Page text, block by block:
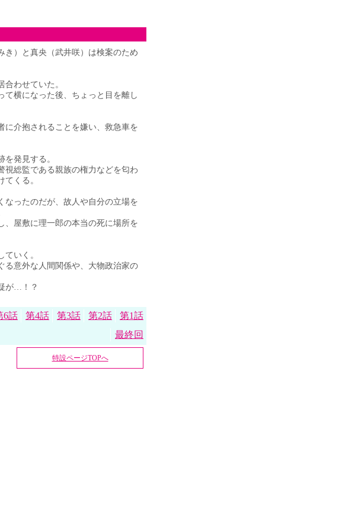
き）と真央（武井咲）は検案のため
わせていた。
て横になった後、ちょっと目を離し
に介抱されることを嫌い、救急車を
発見する。
視総監である親族の権力などを匂わ
くる。
なったのだが、故人や自分の立場を
、屋敷に理一郎の本当の死に場所を
いく。
る意外な人間関係や、大物政治家の
が…！？
第1話
第2話
第3話
第4話
6話
最終回
特設ページTOPへ